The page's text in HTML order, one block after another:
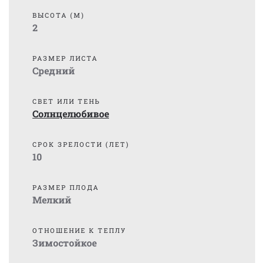
ВЫСОТА (М)
2
РАЗМЕР ЛИСТА
Средний
СВЕТ ИЛИ ТЕНЬ
Солнцелюбивое
СРОК ЗРЕЛОСТИ (ЛЕТ)
10
РАЗМЕР ПЛОДА
Мелкий
ОТНОШЕНИЕ К ТЕПЛУ
Зимостойкое